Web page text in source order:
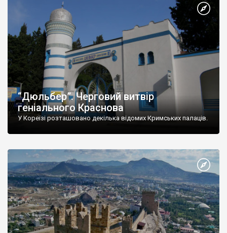
“Дюльбер”. Черговий витвір
геніального Краснова
У Кореїзі розташовано декілька відомих Кримських палаців.